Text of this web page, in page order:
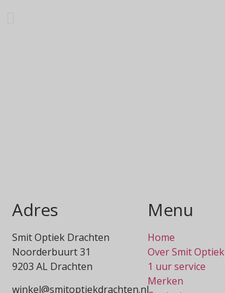
Adres
Smit Optiek Drachten
Noorderbuurt 31
9203 AL Drachten
winkel@smitoptiekdrachten.nl
Menu
Home
Over Smit Optiek
1 uur service
Merken